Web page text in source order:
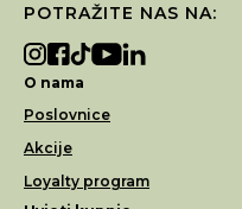
POTRAŽITE NAS NA:
O nama
Poslovnice
Akcije
Loyalty program